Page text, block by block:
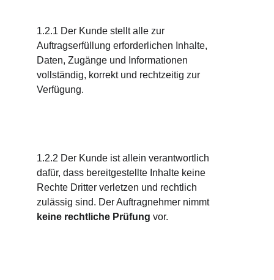
1.2.1 Der Kunde stellt alle zur
Auftragserfüllung erforderlichen Inhalte,
Daten, Zugänge und Informationen
vollständig, korrekt und rechtzeitig zur
Verfügung.
1.2.2 Der Kunde ist allein verantwortlich
dafür, dass bereitgestellte Inhalte keine
Rechte Dritter verletzen und rechtlich
zulässig sind. Der Auftragnehmer nimmt
keine rechtliche Prüfung vor.